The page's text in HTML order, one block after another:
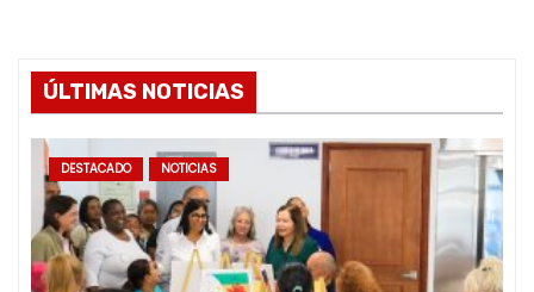
ÚLTIMAS NOTICIAS
DESTACADO NOTICIAS